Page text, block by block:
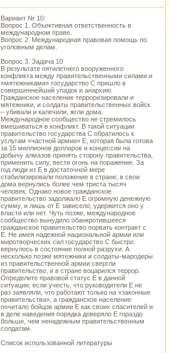
Вариант № 10:
Вопрос 1. Объективная ответственность в
международном праве.
Вопрос 2. Международная правовая помощь по
уголовным делам.
Вопрос 3. Задача 10
В результате пятилетнего вооруженного
конфликта между правительственными силами и
«мятежниками» государство С пришло в
совершеннейший упадок и анархию.
Гражданское население терроризировали и
мятежники, и солдаты правительственных войск
– убивали и калечили, жгли дома.
Международное сообщество не стремилось
вмешиваться в конфликт. В такой ситуации
правительство государства С обратилось к
услугам «частной армии» Е, которая была готова
за 15 миллионов долларов и концессии на
добычу алмазов принять сторону правительства,
применить силу, вести огонь на поражение. За
год люди из Е в достаточной мере
стабилизировали положение в стране; в свои
дома вернулись более чем триста тысяч
человек. Однако новое гражданское
правительство задолжало Е огромную денежную
сумму, и лишь от Е зависело, удержится оно у
власти или нет. Чуть позже, международное
сообщество вынудило обанкротившееся
гражданское правительство порвать контракт с
Е. Не имея надежной национальной армии или
миротворческих сил государство С быстро
вернулось в состояние полной разрухи. А
несколько позже мятежники и солдаты-мародеры
из правительственной армии свергли
правительство, и в стране воцарился террор.
Определите правовой статус Е в данной
ситуации, если учесть, что руководители Е не
раз заявляли, что работают только на «законные
правительства», а гражданское население
почитало бойцов армии Е как своих спасителей и
в деле наведения порядка доверяло Е гораздо
больше, чем ненадежным правительственным
солдатам.
Список использованной литературы